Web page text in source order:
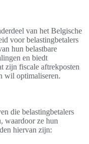
van het Belgische
voor belastingbetalers
hun belastbare
en biedt
zijn fiscale aftrekposten
wil optimaliseren.
die belastingbetalers
waardoor ze hun
hiervan zijn: